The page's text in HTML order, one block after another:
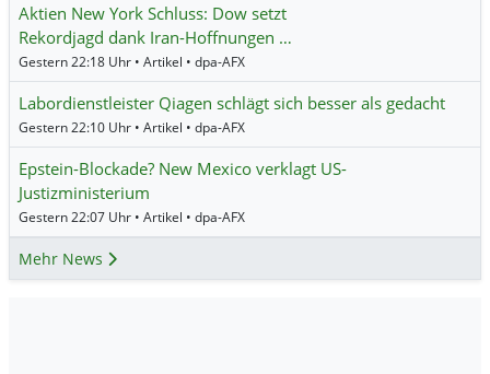
Aktien New York Schluss: Dow setzt
Rekordjagd dank Iran-Hoffnungen …
Gestern 22:18 Uhr • Artikel • dpa-AFX
Labordienstleister Qiagen schlägt sich besser als gedacht
Gestern 22:10 Uhr • Artikel • dpa-AFX
Epstein-Blockade? New Mexico verklagt US-
Justizministerium
Gestern 22:07 Uhr • Artikel • dpa-AFX
Mehr News